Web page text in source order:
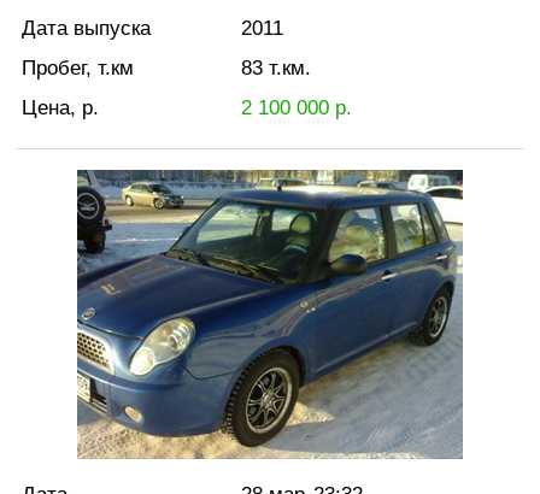
Дата выпуска
2011
Пробег, т.км
83 т.км.
Цена, р.
2 100 000р.